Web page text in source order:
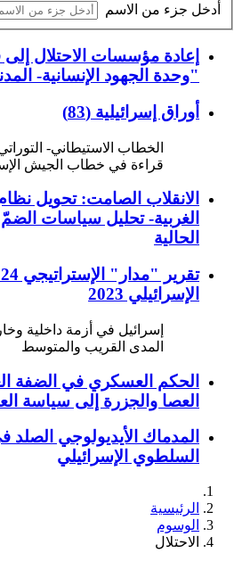
أدخل جزء من الاسم
إعادة مؤسسات الاحتلال
"وحدة الجهود الإنسانية-
أوراق إسرائيلية (83)
الخطاب الاستيطاني-
قراءة في خطاب الجيش
الانقلاب الصامت: تحويل
الغربية- تحليل سياسات الضمّ
الحالية
الإسرائيلي 2023
إسرائيل في أزمة داخلية
المدى القريب والمتوسط
الحكم العسكري في الضفة
العصا والجزرة إلى سياسة
المدماك الأيديولوجي
السلطوي الإسرائيلي
الرئيسية
الوسوم
الاحتلال